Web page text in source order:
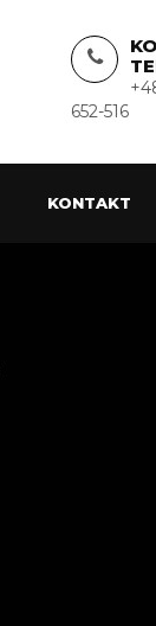
652-516
KONTAKT